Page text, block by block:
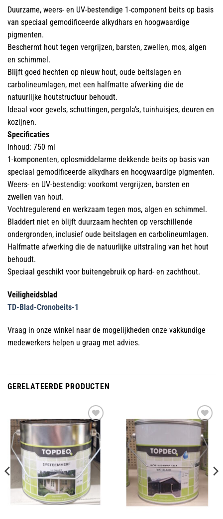
Duurzame, weers- en UV-bestendige 1-component beits op basis
van speciaal gemodificeerde alkydhars en hoogwaardige
pigmenten.
Beschermt hout tegen vergrijzen, barsten, zwellen, mos, algen
en schimmel.
Blijft goed hechten op nieuw hout, oude beitslagen en
carbolineumlagen, met een halfmatte afwerking die de
natuurlijke houtstructuur behoudt.
Ideaal voor gevels, schuttingen, pergola’s, tuinhuisjes, deuren en
kozijnen.
Specificaties
Inhoud: 750 ml
1-komponenten, oplosmiddelarme dekkende beits op basis van
speciaal gemodificeerde alkydhars en hoogwaardige pigmenten.
Weers- en UV-bestendig: voorkomt vergrijzen, barsten en
zwellen van hout.
Vochtregulerend en werkzaam tegen mos, algen en schimmel.
Bladdert niet en blijft duurzaam hechten op verschillende
ondergronden, inclusief oude beitslagen en carbolineumlagen.
Halfmatte afwerking die de natuurlijke uitstraling van het hout
behoudt.
Speciaal geschikt voor buitengebruik op hard- en zachthout.
Veiligheidsblad
TD-Blad-Cronobeits-1
Vraag in onze winkel naar de mogelijkheden onze vakkundige
medewerkers helpen u graag met advies.
GERELATEERDE PRODUCTEN
Toevoegen
aan
wenslijst
Toevoegen
aan
wenslijst